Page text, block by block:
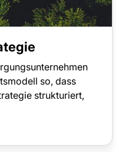
so, dass
strukturiert,